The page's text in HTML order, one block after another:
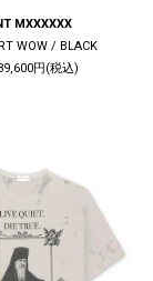
MXXXXXX
WOW / BLACK
円(税込)